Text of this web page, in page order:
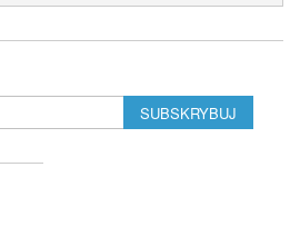
SUBSKRYBUJ